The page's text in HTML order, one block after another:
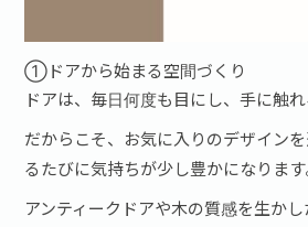
①ドアから始まる空間づくり
ドアは、毎日何度も目にし、手に触れ
だからこそ、お気に入りのデザイン
るたびに気持ちが少し豊かになります
アンティークドアや木の質感を生か